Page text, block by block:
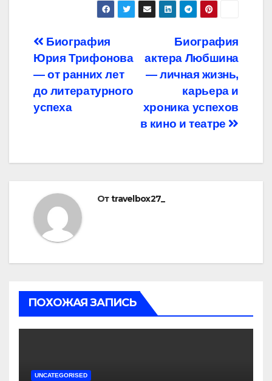
Навигация
по
записям
Биография
актера Любшина
— личная жизнь,
карьера и
хроника успехов
в кино и театре
Биография
Юрия Трифонова
— от ранних лет
до литературного
успеха
Отtravelbox27_
ПОХОЖАЯ ЗАПИСЬ
UNCATEGORISED